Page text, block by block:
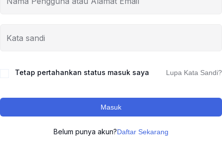
Tetap pertahankan status masuk saya Lupa Kata Sandi?
Masuk
Belum punya akun?Daftar Sekarang